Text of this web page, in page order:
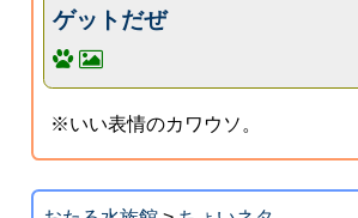
ゲットだぜ
※いい表情のカワウソ。